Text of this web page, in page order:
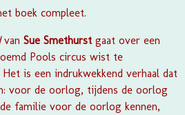
boek compleet.
van Sue Smethurst gaat over een
Pools circus wist te
Het is een indrukwekkend verhaal dat
voor de oorlog, tijdens de oorlog
familie voor de oorlog kennen,